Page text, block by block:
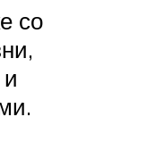
со